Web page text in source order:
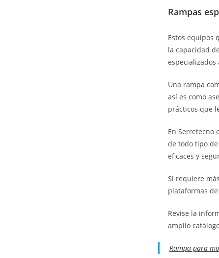
Rampas
Estos equipos
la capacidad
especializados
Una rampa
así es como
prácticos que
En Serretecno
de todo tipo
eficaces y
Si requiere
plataformas
Revise la
amplio
Rampa para